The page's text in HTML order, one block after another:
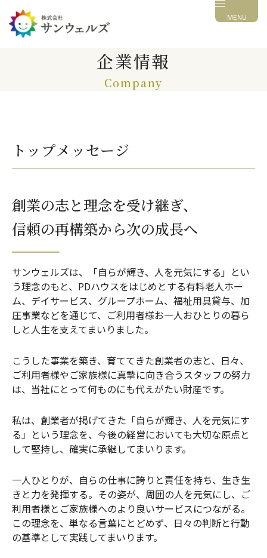
MENU
企業情報
Company
トップメッセージ
創業の志と理念を受け継ぎ、
信頼の再構築から次の成長へ
サンウェルズは、「自らが輝き、人を元気にする」とい
う理念のもと、PDハウスをはじめとする有料老人ホー
ム、デイサービス、グループホーム、福祉用具貸与、加
圧事業などを通じて、ご利用者様お一人おひとりの暮ら
しと人生を支えてまいりました。
こうした事業を築き、育ててきた創業者の志と、日々、
ご利用者様やご家族様に真摯に向き合うスタッフの努力
は、当社にとって何ものにも代えがたい財産です。
私は、創業者が掲げてきた「自らが輝き、人を元気にす
る」という理念を、今後の経営においても大切な原点と
して堅持し、確実に承継してまいります。
一人ひとりが、自らの仕事に誇りと責任を持ち、生き生
きと力を発揮する。その姿が、周囲の人を元気にし、ご
利用者様とご家族様へのより良いサービスにつながる。
この理念を、単なる言葉にとどめず、日々の判断と行動
の基準として実践してまいります。